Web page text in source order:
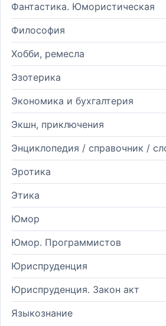
Фантастика. Юмористическая
Философия
Хобби, ремесла
Эзотерика
Экономика и бухгалтерия
Экшн, приключения
Энциклопедия / справочник /
Эротика
Этика
Юмор
Юмор. Программистов
Юриспруденция
Юриспруденция. Закон акт
Языкознание